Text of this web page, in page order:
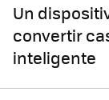
Un
convertir
inteligente